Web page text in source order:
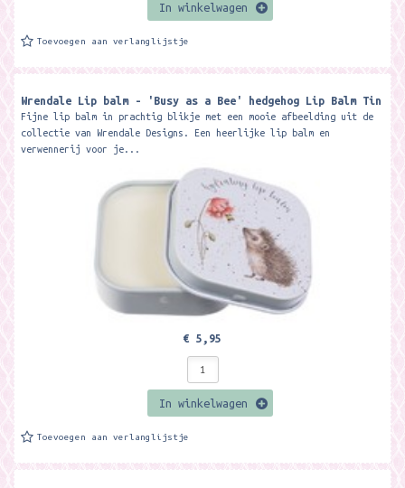
In winkelwagen
Toevoegen aan verlanglijstje
Wrendale Lip balm - 'Busy as a Bee' hedgehog Lip Balm Tin
Fijne lip balm in prachtig blikje met een mooie afbeelding uit de
collectie van Wrendale Designs. Een heerlijke lip balm en
verwennerij voor je...
€ 5,95
In winkelwagen
Toevoegen aan verlanglijstje